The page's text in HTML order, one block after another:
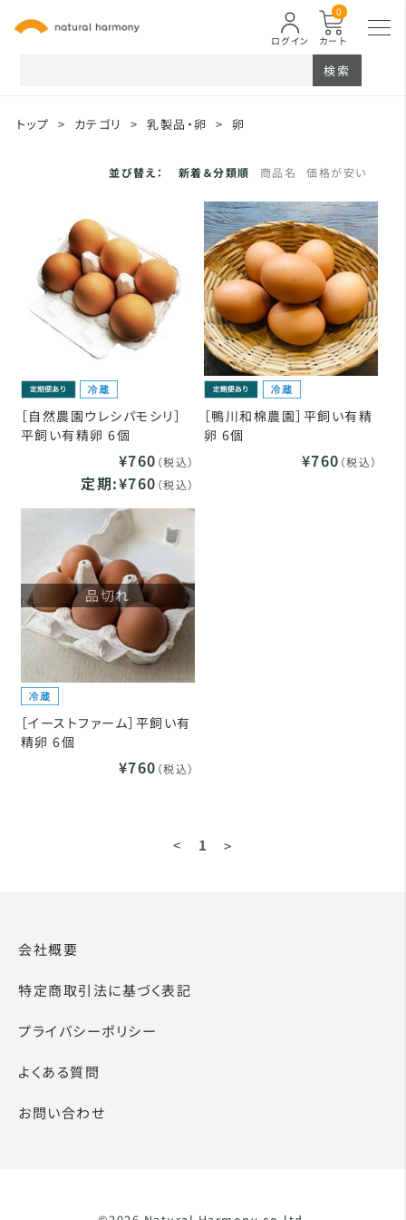
カート
0
ログイン
検索
トップ > カテゴリ > 乳製品・卵 > 卵
並び替え： 新着＆分類順 商品名 価格が安い
［自然農園ウレシパモシリ］
平飼い有精卵 6個
¥760 （税込）
定期:¥760 （税込）
［鴨川和棉農園］平飼い有精
卵 6個
¥760 （税込）
品切れ
［イーストファーム］平飼い有
精卵 6個
¥760 （税込）
< 1 >
会社概要
特定商取引法に基づく表記
プライバシーポリシー
よくある質問
お問い合わせ